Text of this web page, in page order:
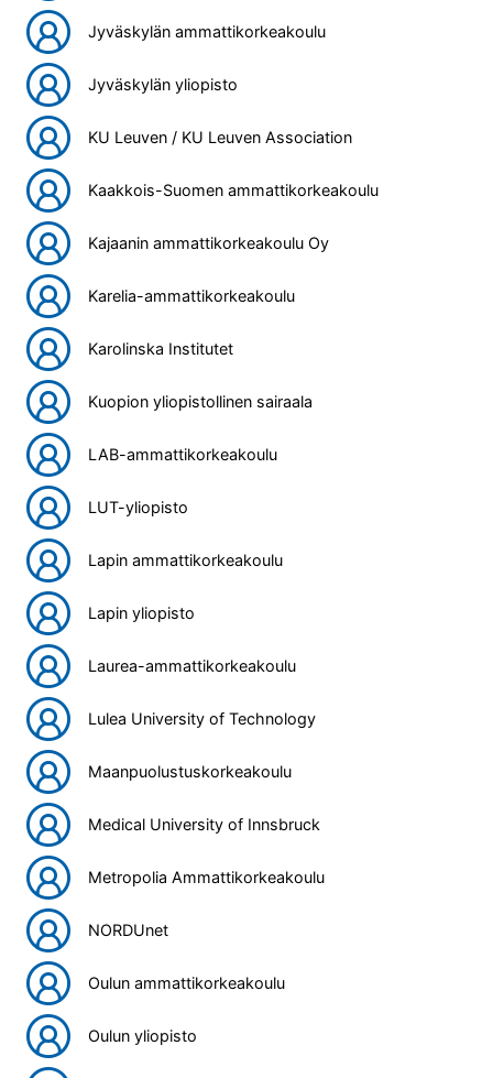
Jyväskylän ammattikorkeakoulu
Jyväskylän yliopisto
KU Leuven / KU Leuven Association
Kaakkois-Suomen ammattikorkeakoulu
Kajaanin ammattikorkeakoulu Oy
Karelia-ammattikorkeakoulu
Karolinska Institutet
Kuopion yliopistollinen sairaala
LAB-ammattikorkeakoulu
LUT-yliopisto
Lapin ammattikorkeakoulu
Lapin yliopisto
Laurea-ammattikorkeakoulu
Lulea University of Technology
Maanpuolustuskorkeakoulu
Medical University of Innsbruck
Metropolia Ammattikorkeakoulu
NORDUnet
Oulun ammattikorkeakoulu
Oulun yliopisto